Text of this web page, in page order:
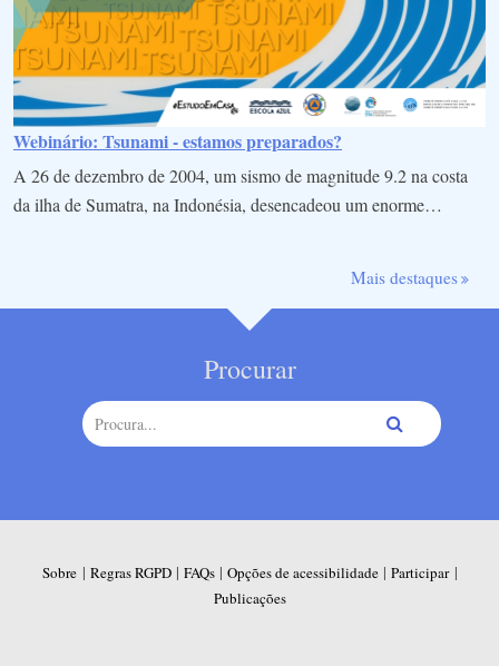
Webinário: Tsunami - estamos preparados?
A 26 de dezembro de 2004, um sismo de magnitude 9.2 na costa
da ilha de Sumatra, na Indonésia, desencadeou um enorme…
Mais destaques
Procurar
Sobre | Regras RGPD| FAQs| Opções de acessibilidade| Participar|
Publicações